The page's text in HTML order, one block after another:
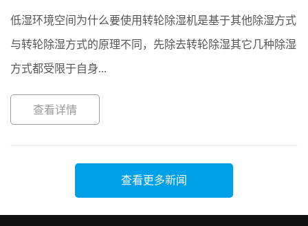
低湿环境空间为什么要使用转轮除湿机是基于其他除湿方式
与转轮除湿方式的原理不同，先除去转轮除湿其它几种除湿
方式都受限于自身...
查看详情
查看更多新闻